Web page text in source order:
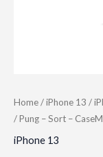
Home/iPhone 13 /
/ Pung – Sort –
iPhone 13